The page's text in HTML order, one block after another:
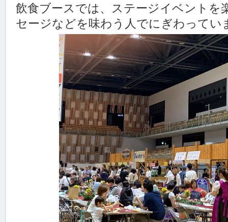
飲食ブースでは、ステージイベントを
セージなどを味わう人でにぎわってい